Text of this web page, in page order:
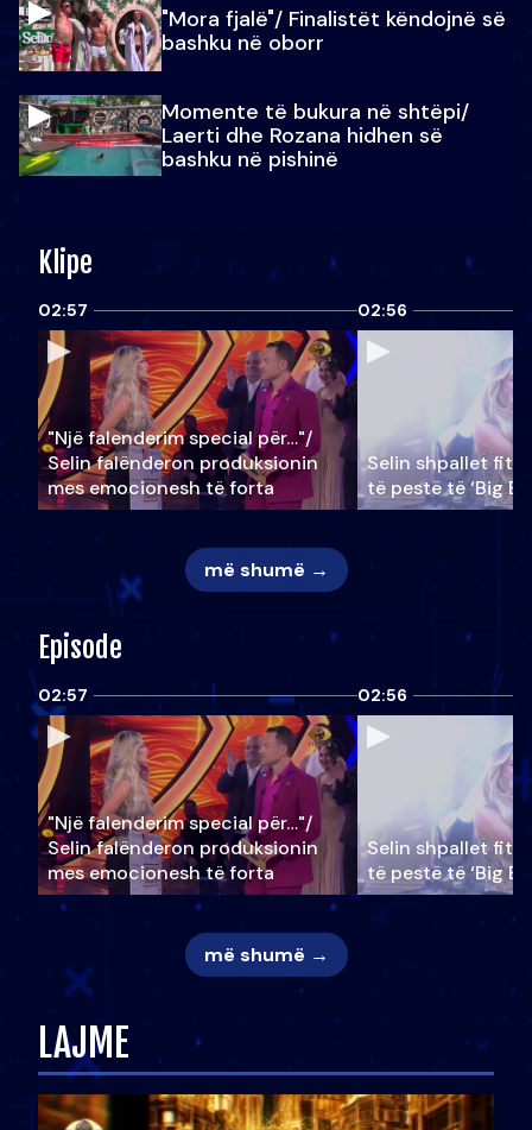
"Mora fjalë"/ Finalistët këndojnë së
bashku në oborr
Momente të bukura në shtëpi/
Laerti dhe Rozana hidhen së
bashku në pishinë
Klipe
02:57
"Një falenderim special për…"/
Selin falënderon produksionin
mes emocionesh të forta
02:56
Selin shpallet
të pestë të ‘Big
më shumë →
Episode
02:57
"Një falenderim special për…"/
Selin falënderon produksionin
mes emocionesh të forta
02:56
Selin shpallet
të pestë të ‘Big
më shumë →
LAJME